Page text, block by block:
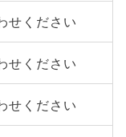
せください
せください
せください